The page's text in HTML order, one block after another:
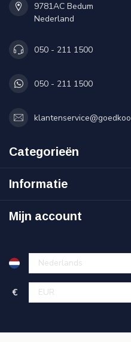
9781AC Bedum
Nederland
050 - 211 1500
050 - 211 1500
Categorieën
Informatie
Mijn account
€